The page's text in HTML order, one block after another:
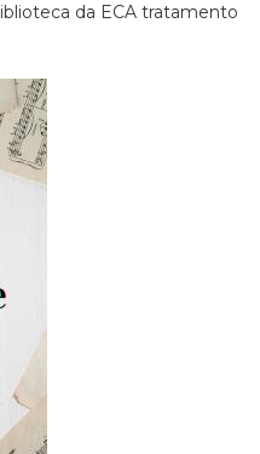
da ECA tratamento